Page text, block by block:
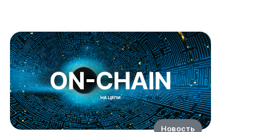
Новость